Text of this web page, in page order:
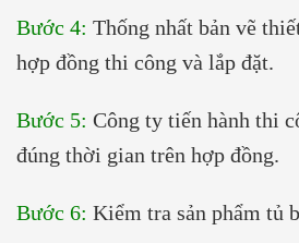
Bước 4: Thống nhất bản vẽ
hợp đồng thi công và lắp đặt.
Bước 5: Công ty tiến hành thi
đúng thời gian trên hợp đồng.
Bước 6: Kiểm tra sản phẩm tủ